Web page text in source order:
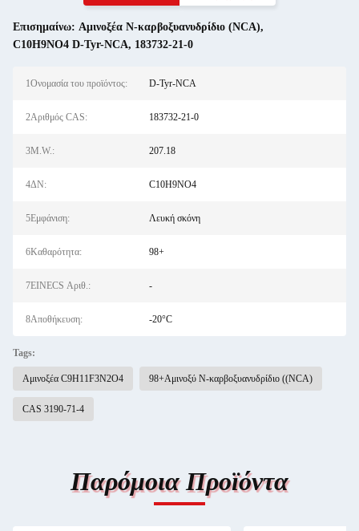
Επισημαίνω: Αμινοξέα N-καρβοξυανυδρίδιο (NCA),
C10H9NO4 D-Tyr-NCA, 183732-21-0
1Ονομασία του προϊόντος: D-Tyr-NCA
2Αριθμός CAS: 183732-21-0
3M.W.: 207.18
4ΔΝ: C10H9NO4
5Εμφάνιση: Λευκή σκόνη
6Καθαρότητα: 98+
7EINECS Αριθ.: -
8Αποθήκευση: -20°C
Tags:
Αμινοξέα C9H11F3N2O4 98+Αμινοξύ N-καρβοξυανυδρίδιο ((NCA)
CAS 3190-71-4
Παρόμοια Προϊόντα